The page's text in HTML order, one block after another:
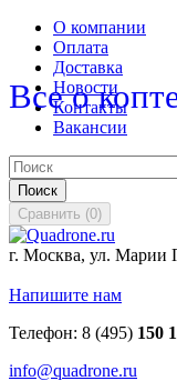
О компании
Оплата
Доставка
Новости
Контакты
Вакансии
Поиск
Сравнить (0)
Все о
г. Москва, ул. Марии
Напишите нам
Телефон: 8 (495) 150
info@quadrone.ru